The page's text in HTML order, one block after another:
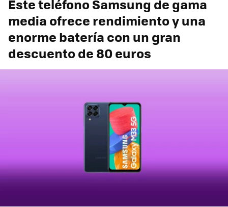
Este teléfono Samsung de gama
media ofrece rendimiento y una
enorme batería con un gran
descuento de 80 euros